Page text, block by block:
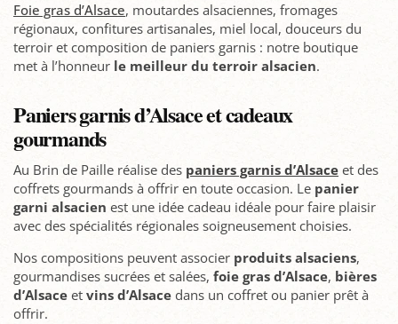
Foie gras d’Alsace, moutardes alsaciennes, fromages
régionaux, confitures artisanales, miel local, douceurs du
terroir et composition de paniers garnis : notre boutique
met à l’honneur le meilleur du terroir alsacien.
Paniers garnis d’Alsace et cadeaux
gourmands
Au Brin de Paille réalise des paniers garnis d’Alsace et des
coffrets gourmands à offrir en toute occasion. Le panier
garni alsacien est une idée cadeau idéale pour faire plaisir
avec des spécialités régionales soigneusement choisies.
Nos compositions peuvent associer produits alsaciens,
gourmandises sucrées et salées, foie gras d’Alsace, bières
d’Alsace et vins d’Alsace dans un coffret ou panier prêt à
offrir.